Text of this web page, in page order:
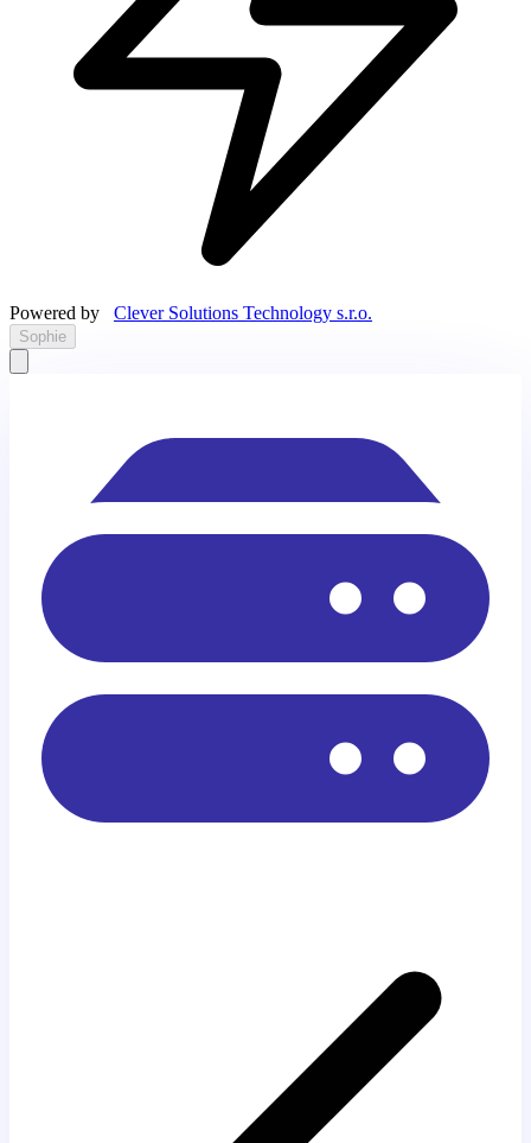
Powered by Clever Solutions Technology s.r.o.
Sophie